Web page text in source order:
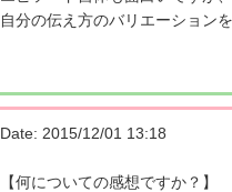
自分の伝え方のバリエーション
Date: 2015/12/01 13:18
【何についての感想ですか？】